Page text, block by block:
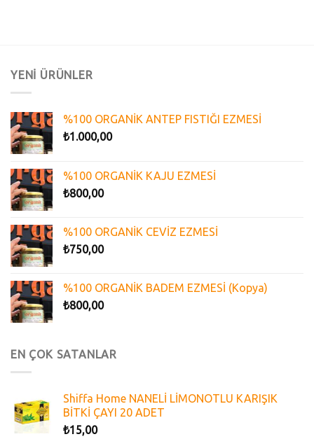
YENİ ÜRÜNLER
%100 ORGANİK ANTEP FISTIĞI EZMESİ
₺1.000,00
%100 ORGANİK KAJU EZMESİ
₺800,00
%100 ORGANİK CEVİZ EZMESİ
₺750,00
%100 ORGANİK BADEM EZMESİ (Kopya)
₺800,00
EN ÇOK SATANLAR
Shiffa Home NANELİ LİMONOTLU KARIŞIK
BİTKİ ÇAYI 20 ADET
₺15,00